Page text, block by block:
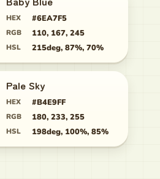
HEX #6EA7F5
RGB 110, 167, 245
HSL 215deg, 87%, 70%
Pale Sky
HEX #B4E9FF
RGB 180, 233, 255
HSL 198deg, 100%, 85%